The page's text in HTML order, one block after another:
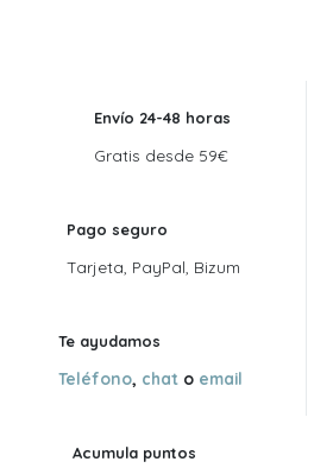
Envío 24-48 horas
Gratis desde 59€
Pago seguro
Tarjeta, PayPal, Bizum
Te ayudamos
Teléfono, chat o email
Acumula puntos